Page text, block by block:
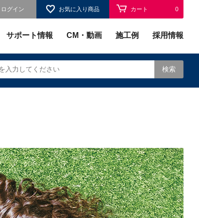
ログイン お気に入り商品 カート 0
サポート情報 CM・動画 施工例 採用情報
検索